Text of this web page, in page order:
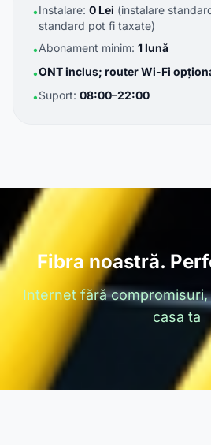
•Instalare: 0 Lei (instalare
standard pot fi taxate)
•Abonament minim: 1 lună
•ONT inclus; router Wi-Fi
•Suport: 08:00–22:00
Fibra noastră.
Internet fără compromisuri,
casa ta